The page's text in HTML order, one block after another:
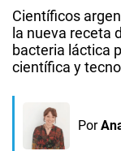
Científicos
la nueva receta
bacteria láctica
científica y
Por